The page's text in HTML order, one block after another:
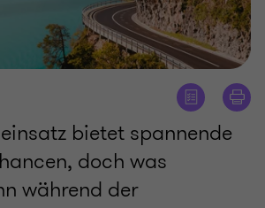
bietet spannende
doch was
während der